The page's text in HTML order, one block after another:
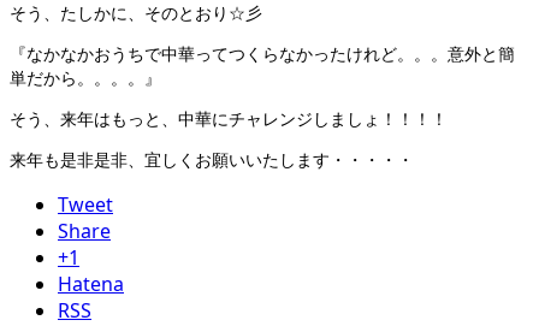
そう、たしかに、そのとおり☆彡
『なかなかおうちで中華ってつくらなかったけれど。。。意外と簡
単だから。。。。』
そう、来年はもっと、中華にチャレンジしましょ！！！！
来年も是非是非、宜しくお願いいたします・・・・・
Tweet
Share
+1
Hatena
RSS